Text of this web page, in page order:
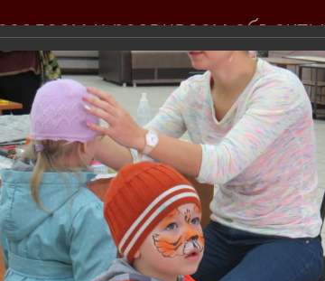
и развиваем объекты
для вас
Продажа Покупка Тендеры Инвесторам
Фотогалерея